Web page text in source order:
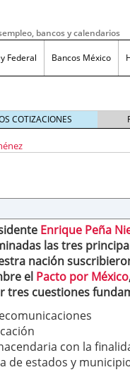
bancos y calendarios
Federal Bancos México
a neto en México?
de jornada
auto económico? abril 9,
mexicana;
COTIZACIONES
Enrique Peña
las tres
nación
el Pacto por México
tres cuestiones
con la
de estados y